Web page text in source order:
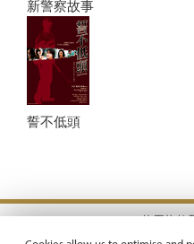
新警察故事
誓不低頭